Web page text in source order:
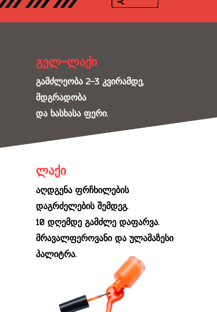
გელ-ლაქი
გამძლეობა 2-3 კვირამდე,
მდგრადობა
და ხასხასა ფერი.
ლაქი
აღდგენა ფრჩხილების
დაგრძელების შემდეგ.
10 დღემდე გამძლე დაფარვა.
მრავალფეროვანი და ულამაზესი
პალიტრა.